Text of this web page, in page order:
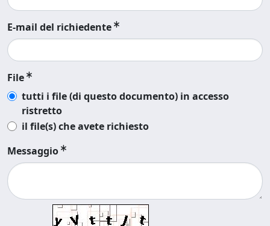
E-mail del richiedente
File
tutti i file (di questo documento) in accesso
ristretto
il file(s) che avete richiesto
Messaggio